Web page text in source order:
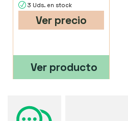
3 Uds. en stock
Ver precio
Ver producto